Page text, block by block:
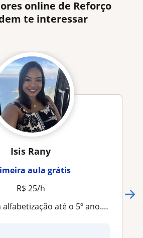
online de Reforço
te interessar
Isis Rany
aula grátis
R$ 25/h
nas tarefas de casa e oferto diversas estratégias no processo de alfabetização